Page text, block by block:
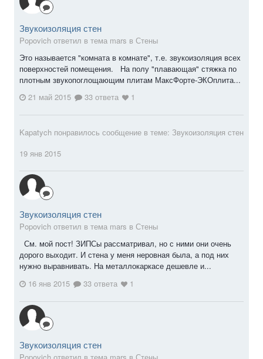
Звукоизоляция стен
Popovich ответил в тема mars в Стены
Это называется "комната в комнате", т.е. звукоизоляция всех
поверхностей помещения. На полу "плавающая" стяжка по
плотным звукопоглощающим плитам МаксФорте-ЭКОплита...
21 май 2015
33 ответа 1
Kapatych понравилось сообщение в теме: Звукоизоляция стен
19 янв 2015
Звукоизоляция стен
Popovich ответил в тема mars в Стены
См. мой пост! ЗИПСы рассматривал, но с ними они очень
дорого выходит. И стена у меня неровная была, а под них
нужно выравнивать. На металлокаркасе дешевле и...
16 янв 2015
33 ответа 1
Звукоизоляция стен